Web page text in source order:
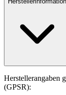
Herstellerangaben
(GPSR):